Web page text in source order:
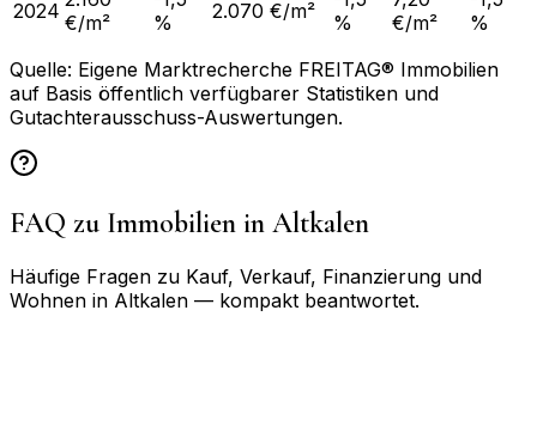
2024 €/m²
%
2.070 €/m²
%
€/m²
%
Quelle: Eigene Marktrecherche FREITAG® Immobilien
auf Basis öffentlich verfügbarer Statistiken und
Gutachterausschuss-Auswertungen.
FAQ zu Immobilien in Altkalen
Häufige Fragen zu Kauf, Verkauf, Finanzierung und
Wohnen in Altkalen — kompakt beantwortet.